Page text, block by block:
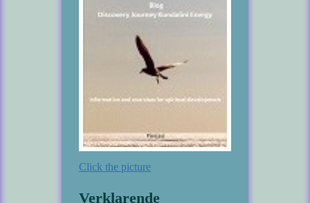
Click the picture
Verklarende